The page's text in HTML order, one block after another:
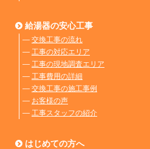
給湯器の安心工事
― 交換工事の流れ
― 工事の対応エリア
― 工事の現地調査エリア
― 工事費用の詳細
― 交換工事の施工事例
― お客様の声
― 工事スタッフの紹介
はじめての方へ